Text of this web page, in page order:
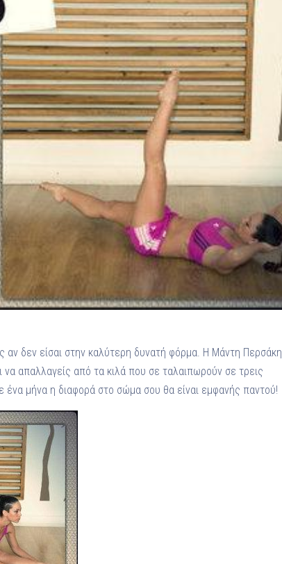
αν δεν είσαι στην καλύτερη δυνατή φόρμα. Η Μάντη Περσάκη
απαλλαγείς από τα κιλά που σε ταλαιπωρούν σε τρεις
μήνα η διαφορά στο σώμα σου θα είναι εμφανής παντού!